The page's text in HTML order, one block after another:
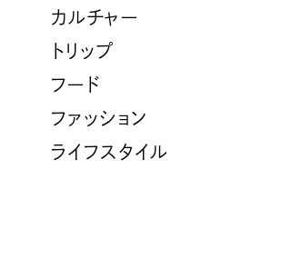
カルチャー
トリップ
フード
ファッション
ライフスタイル